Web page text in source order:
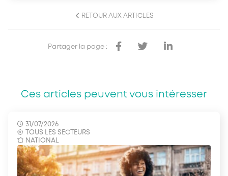
RETOUR AUX ARTICLES
Partager la page :
Ces articles peuvent vous intéresser
31/07/2026
TOUS LES SECTEURS
NATIONAL